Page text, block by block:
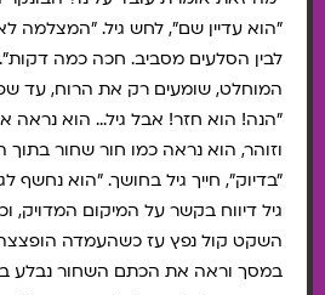
"הוא עדיין שם", לחש גיל. "המצלמה
לבין הסלעים מסביב. חכה כמה
המוחלט, שומעים רק את הרוח, עד
"הנה! הוא חזר! אבל גיל… הוא נראה
וזוהר, הוא נראה כמו חור שחור
"בדיוק", חייך גיל בחושך. "הוא נחשף
גיל דיווח בקשר על המיקום המדויק,
השקט קול נפץ עז כשהעמדה
במסך וראה את הכתם השחור נבלע